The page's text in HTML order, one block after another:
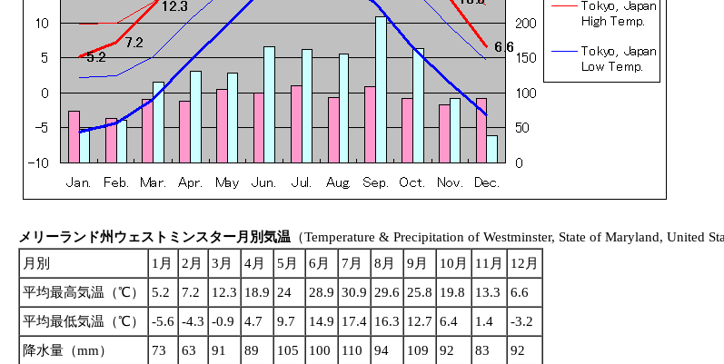
メリーランド州ウェストミンスター月別気温 （Temperature & Precipitation of Westminster, State of Maryland, United
月別
1月 2月 3月 4月 5月 6月 7月 8月 9月 10月 11月
12月
平均最高気温（℃）
5.2 7.2 12.3 18.9 24 28.9 30.9 29.6 25.8 19.8 13.3
6.6
平均最低気温（℃）
-5.6 -4.3 -0.9 4.7 9.7 14.9 17.4 16.3 12.7 6.4 1.4
-3.2
降水量（mm）
73 63 91 89 105 100 110 94 109 92 83
92